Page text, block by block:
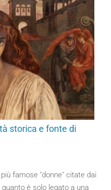
storica e fonte di
famose "donne" citate dai
è solo legato a una